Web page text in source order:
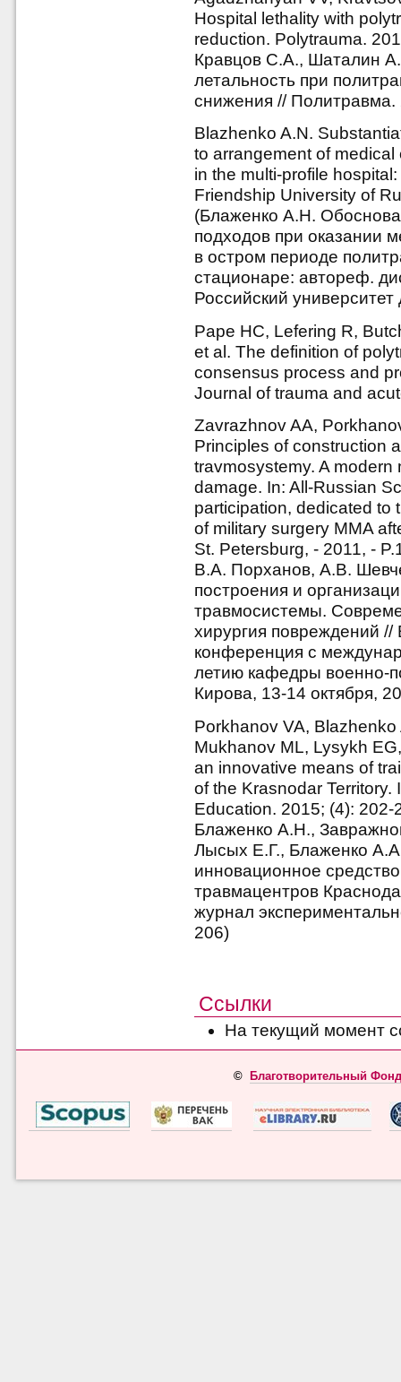
Hospital lethality with
reduction. Polytrauma.
Кравцов С.А., Шаталин
летальность при
снижения //
Blazhenko A.N.
to arrangement of
in the multi-profile
Friendship University of
(Блаженко А.Н.
подходов при оказании
в остром периоде
стационаре: автореф.
Российский
Pape HC, Lefering R,
et al. The definition of
consensus process and
Journal of trauma and
Zavrazhnov AA,
Principles of construction
travmosystemy. A
damage. In: All-Russian
participation, dedicated to
of military surgery MMA
St. Petersburg, - 2011, -
В.А. Порханов, А.В.
построения и
травмосистемы.
хирургия повреждений //
конференция с
летию кафедры военно-
Кирова, 13-14 октября,
Porkhanov VA,
Mukhanov ML, Lysykh
an innovative means of
of the Krasnodar
Education. 2015; (4):
Блаженко А.Н.,
Лысых Е.Г., Блаженко
инновационное
травмацентров
журнал
206)
Ссылки
На текущий момент
© Благотворительный